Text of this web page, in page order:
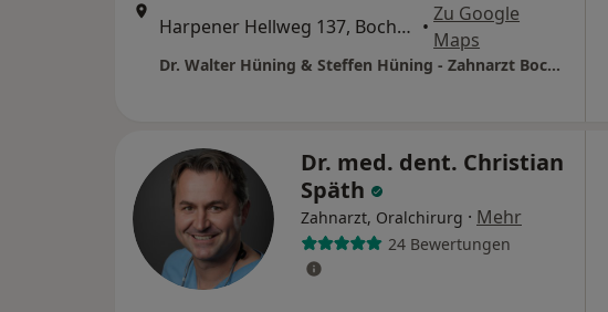
Harpener Hellweg 137, Bochum •
Zu Google
Maps
Dr. Walter Hüning & Steffen Hüning - Zahnarzt Bochum
Dr. med. dent. Christian
Späth
Zahnarzt, Oralchirurg · Mehr
24 Bewertungen